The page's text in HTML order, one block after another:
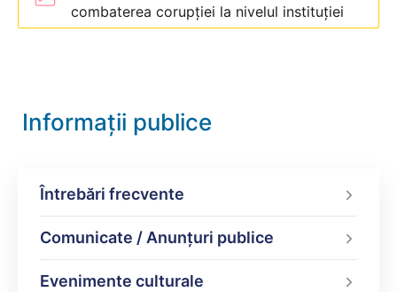
combaterea corupției la nivelul instituției
Informații publice
Întrebări frecvente
Comunicate / Anunțuri publice
Evenimente culturale